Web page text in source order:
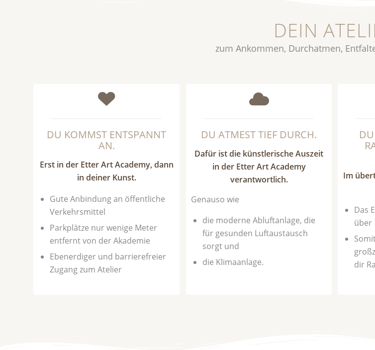
DEIN
zum Ankommen, Durchatmen,
DU KOMMST ENTSPANNT
AN.
Erst in der Etter Art Academy, dann
in deiner Kunst.
Gute Anbindung an öffentliche
Verkehrsmittel
Parkplätze nur wenige Meter
entfernt von der Akademie
Ebenerdiger und barrierefreier
Zugang zum Atelier
DU ATMEST TIEF DURCH.
Dafür ist die künstlerische Auszeit
in der Etter Art Academy
verantwortlich.
Genauso wie
die moderne Abluftanlage, die
für gesunden Luftaustausch
sorgt und
die Klimaanlage.
Im
Das
über
dir